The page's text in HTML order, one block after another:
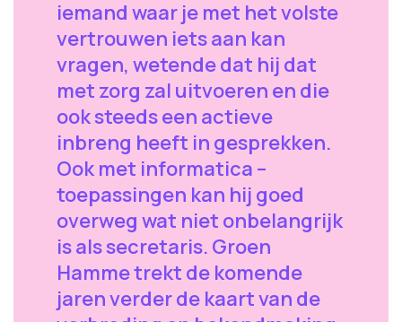
iemand waar je met het volste
vertrouwen iets aan kan
vragen, wetende dat hij dat
met zorg zal uitvoeren en die
ook steeds een actieve
inbreng heeft in gesprekken.
Ook met informatica –
toepassingen kan hij goed
overweg wat niet onbelangrijk
is als secretaris. Groen
Hamme trekt de komende
jaren verder de kaart van de